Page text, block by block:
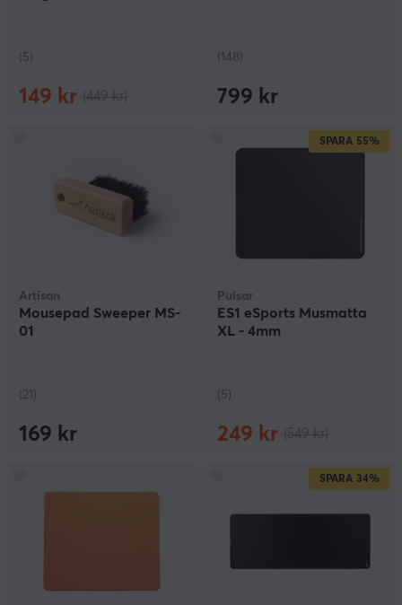
Tvätta musmatta - Rengöra
Det bästa sättet att rengöra en musmatta är att
använda en fuktig trasa och lite milt rengöringsmedel.
använda för mycket vatten. Torka sedan av musmattan
för fuktig, låt den lufttorka innan du använder den igen.
För att förhindra att musmattan blir smutsig så snabbt,
rekommenderar vi att du regelbundet tvätta den.
(5)
149 kr
(148)
799 kr
Artisan
Mousepad Sweeper MS-
01
(21)
169 kr
SPARA 55%
Pulsar
ES1 eSports Musmatta
XL - 4mm
(5)
249 kr
SPARA 34%